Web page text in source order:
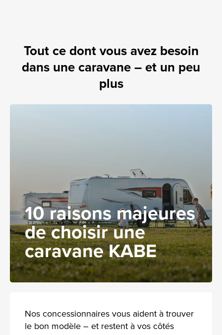
Tout ce dont vous avez besoin
dans une caravane – et un peu
plus
10 raisons majeures
de choisir une
caravane KABE
Nos concessionnaires vous aident à trouver
le bon modèle – et restent à vos côtés